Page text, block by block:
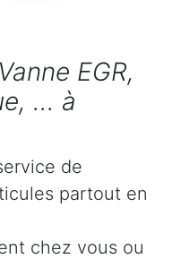
EGR,
... à
de
partout en
chez vous ou